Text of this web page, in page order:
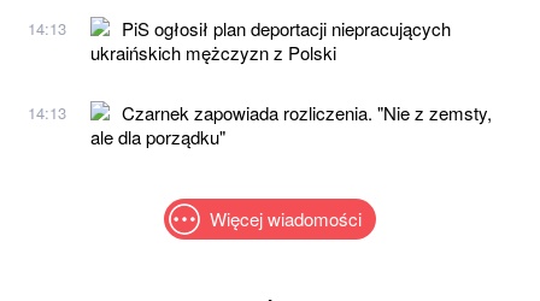
14:13
PiS ogłosił plan deportacji niepracujących
ukraińskich mężczyzn z Polski
14:13
Czarnek zapowiada rozliczenia. "Nie z zemsty,
ale dla porządku"
Więcej wiadomości